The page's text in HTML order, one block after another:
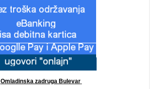
Omladinska zadruga Bulevar